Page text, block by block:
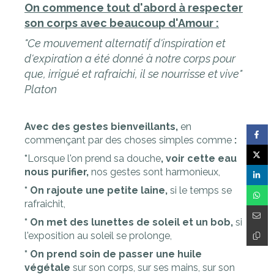
On commence tout d'abord à respecter
son corps avec beaucoup d'Amour :
"Ce mouvement alternatif d'inspiration et
d'expiration a été donné à notre corps pour
que, irrigué et rafraichi, il se nourrisse et vive"
Platon
Avec des gestes bienveillants, en
commençant par des choses simples comme :
*Lorsque l'on prend sa douche, voir cette eau
nous purifier, nos gestes sont harmonieux,
* On rajoute une petite laine, si le temps se
rafraichit,
* On met des lunettes de soleil et un bob, si
l'exposition au soleil se prolonge,
* On prend soin de passer une huile
végétale sur son corps, sur ses mains, sur son